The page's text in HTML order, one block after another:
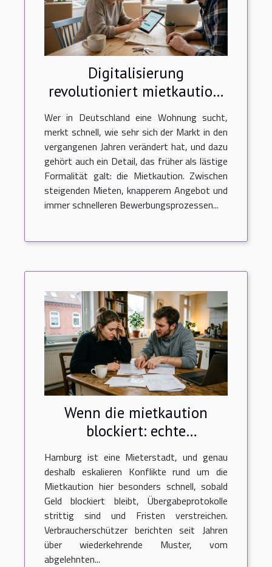
Digitalisierung
revolutioniert mietkaution:
starke trends auf dem
deutschen wohnungsmarkt
Wer in Deutschland eine Wohnung sucht,
merkt schnell, wie sehr sich der Markt in den
vergangenen Jahren verändert hat, und dazu
gehört auch ein Detail, das früher als lästige
Formalität galt: die Mietkaution. Zwischen
steigenden Mieten, knapperem Angebot und
immer schnelleren Bewerbungsprozessen...
Wenn die mietkaution
blockiert: echte
erzählungen von
mieterstreit in hamburg
Hamburg ist eine Mieterstadt, und genau
deshalb eskalieren Konflikte rund um die
Mietkaution hier besonders schnell, sobald
Geld blockiert bleibt, Übergabeprotokolle
strittig sind und Fristen verstreichen.
Verbraucherschützer berichten seit Jahren
über wiederkehrende Muster, vom
abgelehnten...